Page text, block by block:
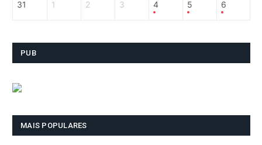
31 1 2 3 4 5 6
PUB
MAIS POPULARES